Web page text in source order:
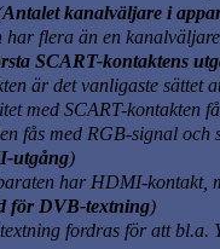
Antalet kanalväljare i
har flera än en
SCART-kontaktens
är det vanligaste sättet
med SCART-kontakten
fås med RGB-signal
utgång)
har HDMI-kontakt,
för DVB-textning)
fordras för att bl.a.